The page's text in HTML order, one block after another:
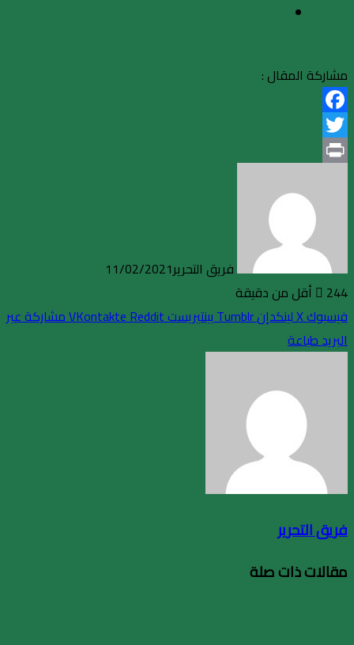
مشاركة المقال :
Facebook
Twitter
فريق التحرير11/02/2021
244
أقل من دقيقة
فيسبوكXلينكدإن بينتيريست
مشاركة عبر
البريدطباعة
فريق التحرير
مقالات ذات صلة